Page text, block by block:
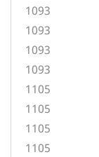
1093
1093
1093
1093
1105
1105
1105
1105